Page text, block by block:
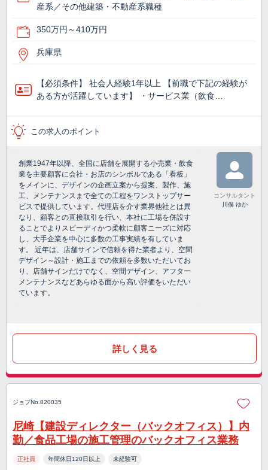
産系／その他建築・不動産系職種
350万円～410万円
兵庫県
【必須条件】 社会人経験1年以上 【前職で下記の経験が
ある方が活躍しています】 ・サービス業（飲食…
この求人のポイント
創業1947年以降、全国に店舗を展開する小売業・飲食
業を主要顧客に会社・お店のシンボルである「看板」
をメインに、デザインの企画立案から提案、製作、施
工、メンテナンスまで全ての工程をワンストップサー
ビスで提供しています。代理店を介す業界他社とは異
なり、顧客との直接取引を行い、本社に工場を併設す
ることでよりスピーディかつ柔軟に顧客ニーズに対応
し、大手企業を中心に多数の工事実績を有していま
す。 近年は、店舗サインで信頼を得た業者より、空間
デザイン～設計・施工までの依頼を多数いただいてお
り、店舗サインだけでなく、空間デザイン、アフター
メンテナンスなどあらゆる面から高い評価をいただい
ています。
コンサルタント
川俣 ゆか
詳しく見る
ジョブNo.820035
尼崎【建設ディレクター（バックオフィス）】内
勤／食品工場の施工管理のバックオフィス業務
正社員 年間休日120日以上 未経験可